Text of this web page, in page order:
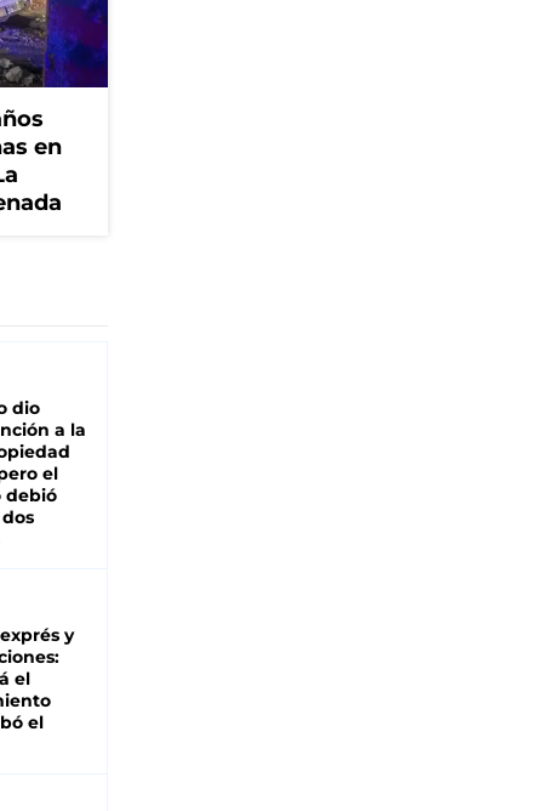
en
dio
a la
el
debió
y
el
el